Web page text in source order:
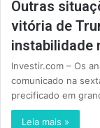
Outras
vitória de
instabilidade
Investir.com – Os
comunicado na
precificado em
Leia mais »